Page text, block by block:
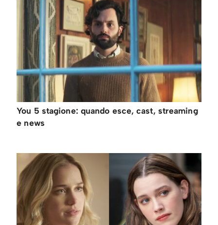
You 5 stagione: quando esce, cast, streaming
e news